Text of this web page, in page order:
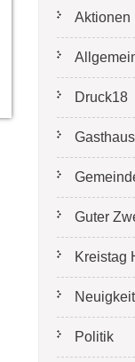
Aktionen
Druck18
Guter
Kreistag
Politik